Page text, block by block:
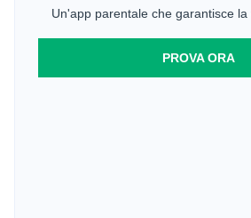
Un'app parentale che garantisce
PROVA ORA